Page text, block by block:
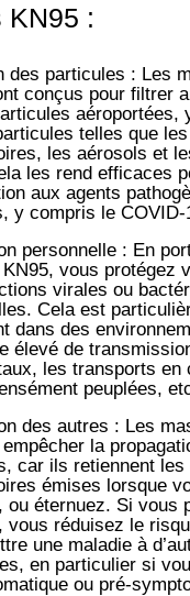
KN95 :
des particules : Les
conçus pour filtrer
aéroportées,
telles que
les aérosols et
les rend efficaces
aux agents
y compris le COVID-
personnelle : En
vous protégez
virales ou
Cela est
dans des
élevé de
les transports en
peuplées,
des autres : Les
la
car ils retiennent les
émises lorsque
ou éternuez. Si vous
vous réduisez le
une maladie à
en particulier si
ou pré-